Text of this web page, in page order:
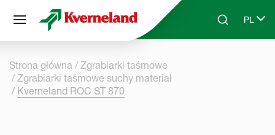
Skip to main contentSearchPL
Select
Strona główna
Zgrabiarki taśmowe
Zgrabiarki taśmowe suchy materiał
Kverneland ROC ST 870
Panel zarządzania plikami cookies